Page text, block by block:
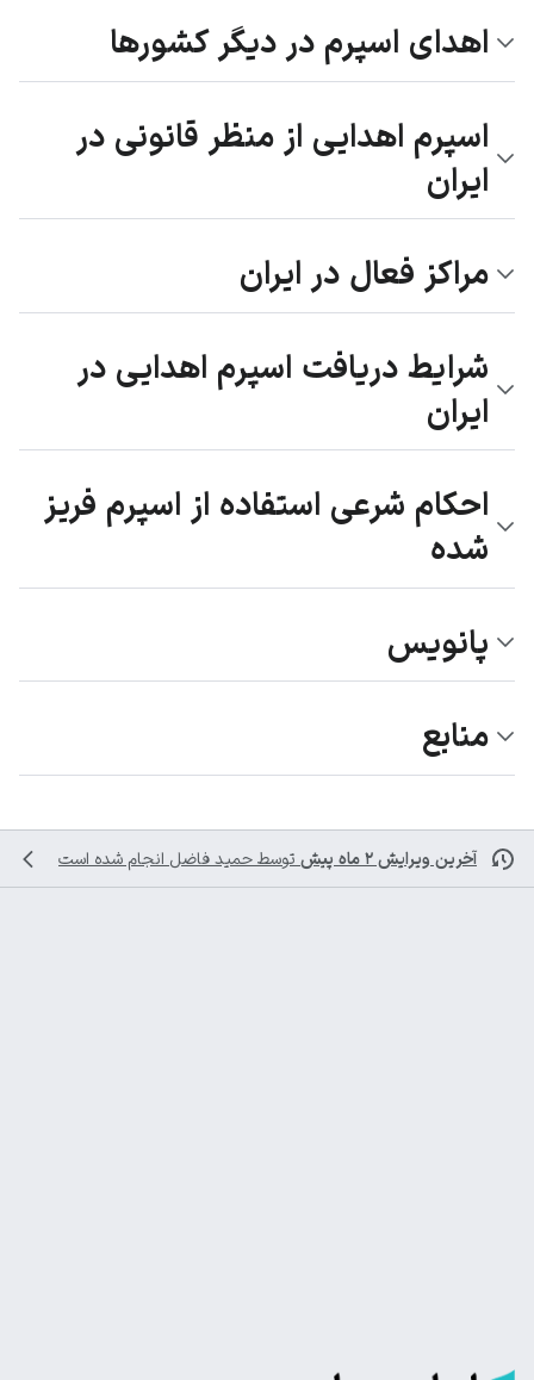
اهدای اسپرم در دیگر کشورها
اسپرم اهدایی از منظر قانونی در
ایران
مراکز فعال در ایران
شرایط دریافت اسپرم اهدایی در
ایران
احکام شرعی استفاده از اسپرم فریز
شده
پانویس
منابع
آخرین ویرایش ۲ ماه پیش توسط حمید فاضل انجام شده است